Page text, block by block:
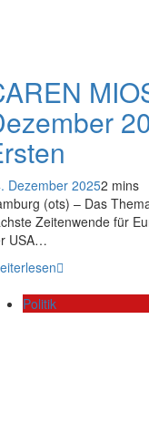
Dezember 20252 mins
(ots) – Das
Zeitenwende für
USA…
Politik